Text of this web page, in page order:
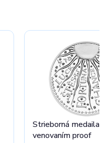
Strieborná medaila
venovaním proof